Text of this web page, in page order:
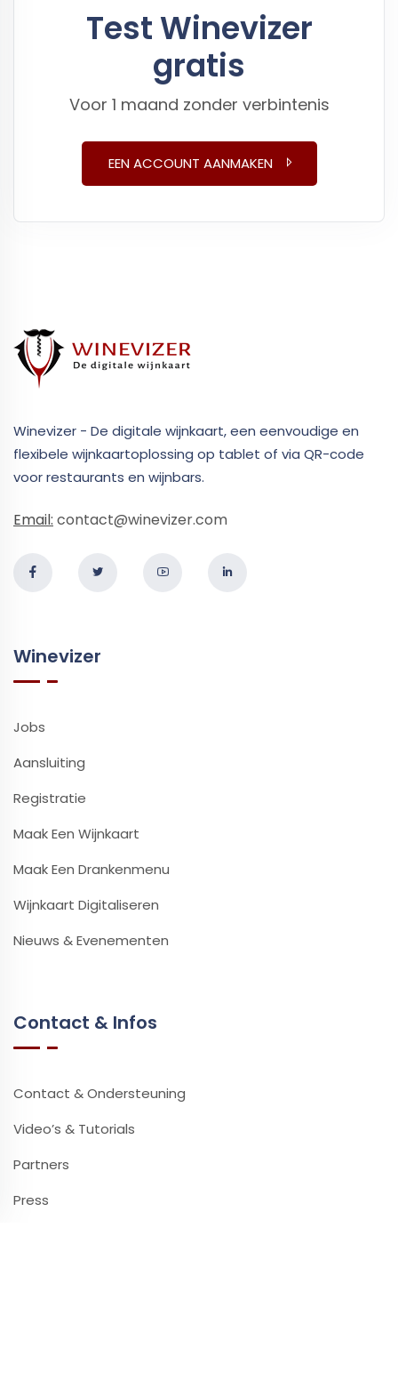
Test Winevizer
gratis
Voor 1 maand zonder verbintenis
EEN ACCOUNT AANMAKEN
Winevizer - De digitale wijnkaart, een eenvoudige en
flexibele wijnkaartoplossing op tablet of via QR-code
voor restaurants en wijnbars.
Email: contact@winevizer.com
Winevizer
Jobs
Aansluiting
Registratie
Maak Een Wijnkaart
Maak Een Drankenmenu
Wijnkaart Digitaliseren
Nieuws & Evenementen
Contact & Infos
Contact & Ondersteuning
Video’s & Tutorials
Partners
Press